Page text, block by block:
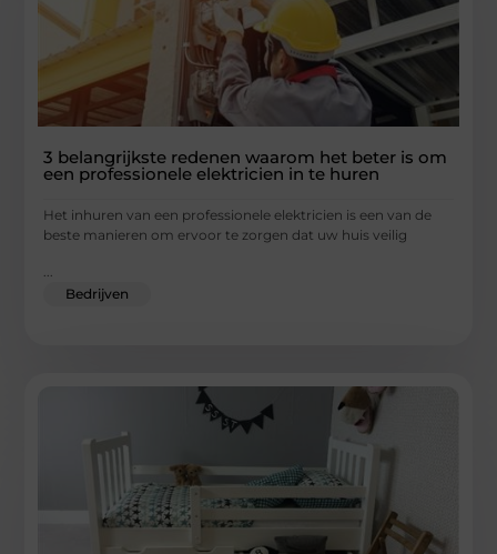
3 belangrijkste redenen waarom het beter is om
een ​​professionele elektricien in te huren
Het inhuren van een professionele elektricien is een van de
beste manieren om ervoor te zorgen dat uw huis veilig
Bedrijven